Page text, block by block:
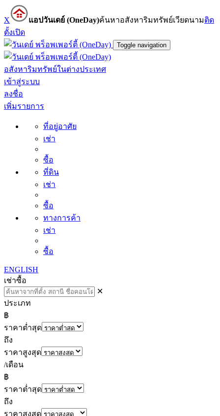
X แอปวันเดย์ (OneDay)ค้นหาอสังหาริมทรัพย์เวียดนามติด
ตั้งเปิด
Toggle navigation
อสังหาริมทรัพย์ในต่างประเทศ
เข้าสู่ระบบ
ลงชื่อ
เพิ่มรายการ
ที่อยู่อาศัย
เช่า
ซื้อ
ที่ดิน
เช่า
ซื้อ
ทางการค้า
เช่า
ซื้อ
ENGLISH
เช่าซื้อ
✕
ประเภท
฿
ราคาต่ำสุด
ถึง
ราคาสูงสุด
/เดือน
฿
ราคาต่ำสุด
ถึง
ราคาสูงสุด